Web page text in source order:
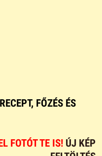
FŐZÉS ÉS
FOTÓT TE IS! ÚJ KÉP